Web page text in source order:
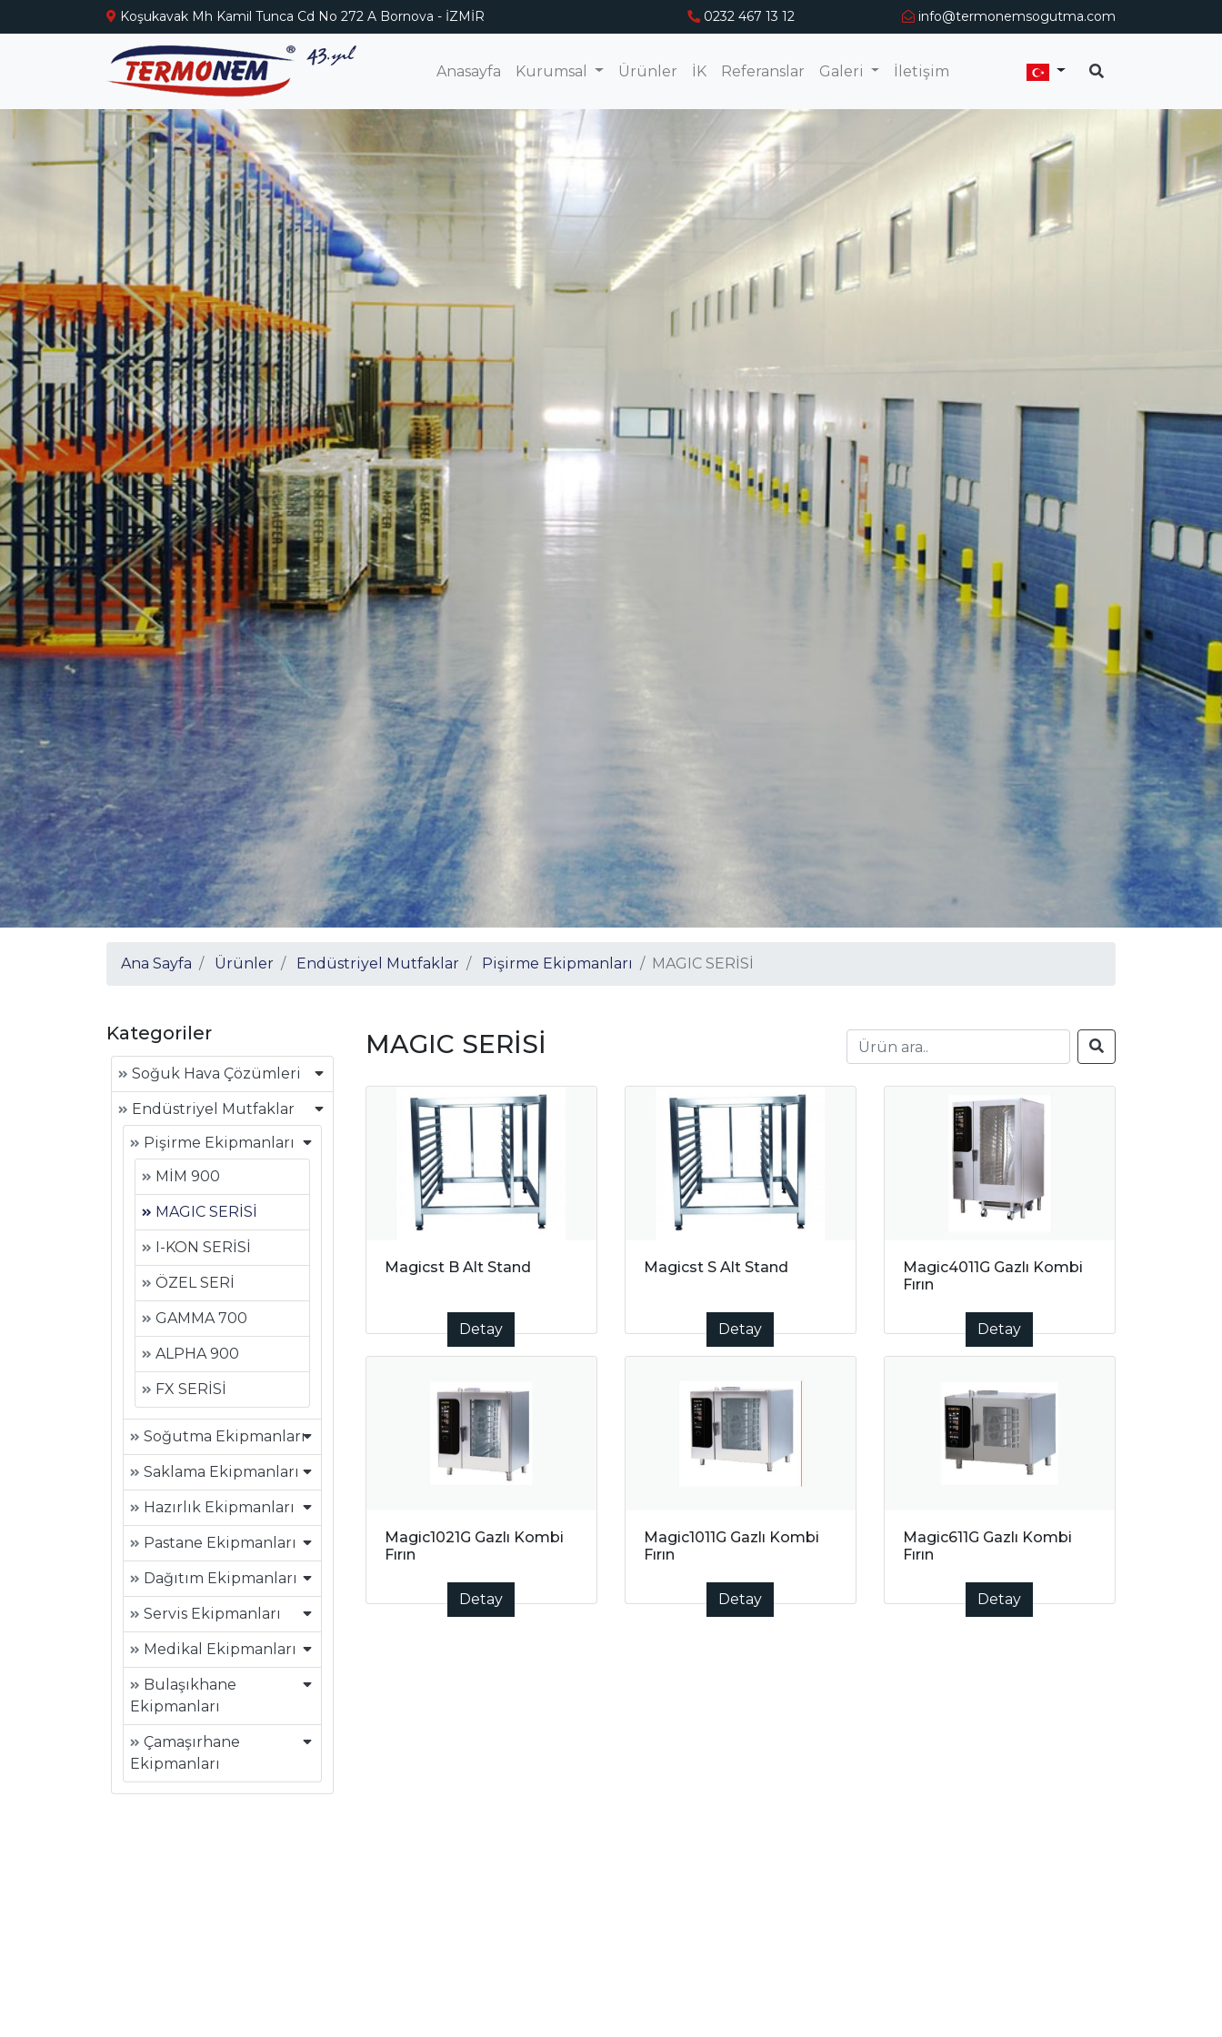
Koşukavak Mh Kamil Tunca Cd No 272 A Bornova - İZMİR 0232 467 13 12 info@termonemsogutma.com
Anasayfa Kurumsal Ürünler İK Referanslar Galeri İletişim
Ana Sayfa Ürünler Endüstriyel Mutfaklar Pişirme Ekipmanları MAGIC SERİSİ
Kategoriler
Soğuk Hava Çözümleri
Endüstriyel Mutfaklar
Pişirme Ekipmanları
MİM 900
MAGIC SERİSİ
I-KON SERİSİ
ÖZEL SERİ
GAMMA 700
ALPHA 900
FX SERİSİ
Soğutma Ekipmanları
Saklama Ekipmanları
Hazırlık Ekipmanları
Pastane Ekipmanları
Dağıtım Ekipmanları
Servis Ekipmanları
Medikal Ekipmanları
Bulaşıkhane
Ekipmanları
Çamaşırhane
Ekipmanları
MAGIC SERİSİ
Magicst B Alt Stand
Detay
Magicst S Alt Stand
Detay
Magic4011G Gazlı Kombi
Fırın
Detay
Magic1021G Gazlı Kombi
Fırın
Detay
Magic1011G Gazlı Kombi
Fırın
Detay
Magic611G Gazlı Kombi
Fırın
Detay